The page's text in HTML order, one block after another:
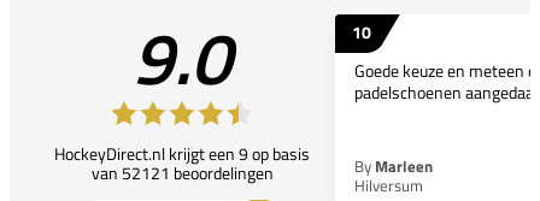
9.0
HockeyDirect.nl krijgt een 9 op basis
van 52121 beoordelingen
10
Goede keuze en meteen
padelschoenen
By Marleen
Hilversum